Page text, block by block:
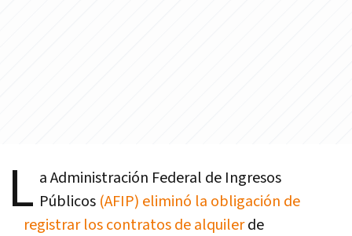
L a Administración Federal de Ingresos
Públicos (AFIP) eliminó la obligación de
registrar los contratos de alquilerde